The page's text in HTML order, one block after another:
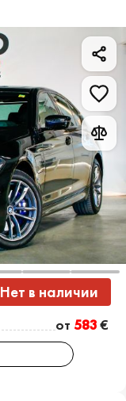
Нет в наличии
от 583€